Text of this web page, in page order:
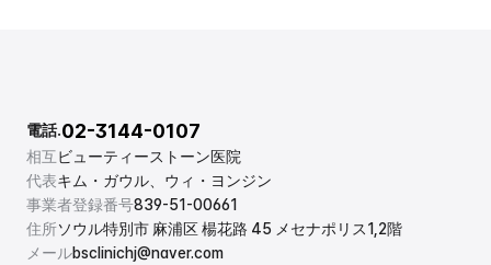
相互ビューティーストーン医院
代表キム・ガウル、ウィ・ヨンジン
事業者登録番号839-51-00661
住所ソウル特別市 麻浦区 楊花路 45 メセナポリス1,2階
メールbsclinichj@naver.com
電話.02-3144-0107